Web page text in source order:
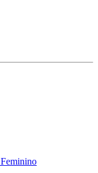
Feminino